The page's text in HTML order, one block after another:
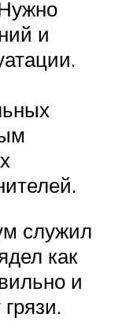
и
служил
как
и